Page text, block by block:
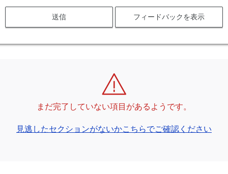
送信 フィードバックを表示
まだ完了していない項目があるようです。
見逃したセクションがないかこちらでご確認ください